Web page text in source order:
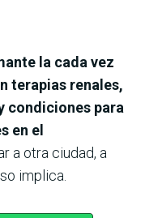
la cada vez
terapias renales,
condiciones para
en el
a otra ciudad, a
implica.